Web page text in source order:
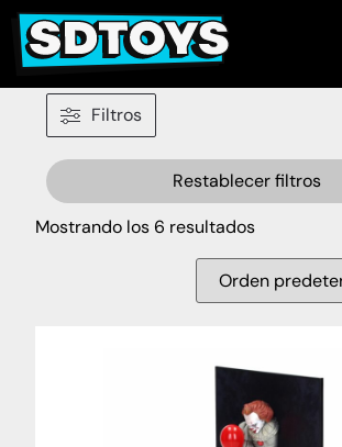
Filtros
Restablecer filtros
Mostrando los 6 resultados